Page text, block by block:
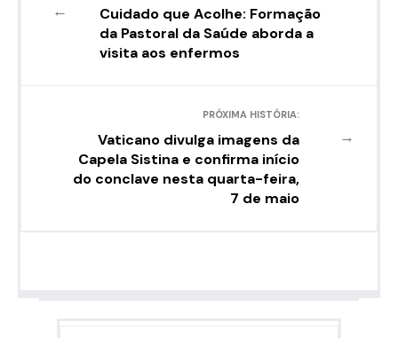
←
Cuidado que Acolhe: Formação
da Pastoral da Saúde aborda a
visita aos enfermos
→
PRÓXIMA HISTÓRIA:
Vaticano divulga imagens da
Capela Sistina e confirma início
do conclave nesta quarta-feira,
7 de maio